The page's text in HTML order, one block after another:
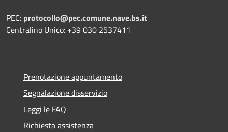
PEC: protocollo@pec.comune.nave.bs.it
Centralino Unico: +39 030 2537411
Prenotazione appuntamento
Segnalazione disservizio
Leggi le FAQ
Richiesta assistenza